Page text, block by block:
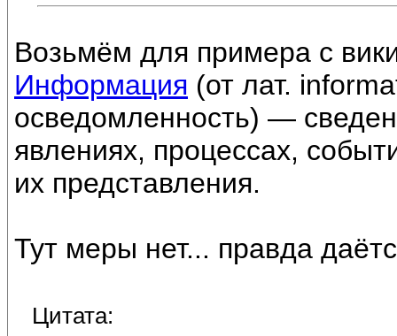
Возьмём для примера с
Информация (от лат.
осведомленность) —
явлениях, процессах,
их представления.
Тут меры нет... правда
Цитата: